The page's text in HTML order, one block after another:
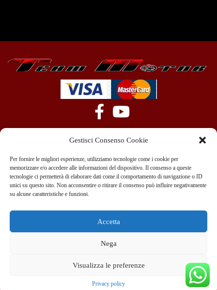
Gestisci Consenso Cookie
Per fornire le migliori esperienze, utilizziamo tecnologie come i cookie per
memorizzare e/o accedere alle informazioni del dispositivo. Il consenso a queste
tecnologie ci permetterà di elaborare dati come il comportamento di navigazione o ID
unici su questo sito. Non acconsentire o ritirare il consenso può influire negativamente
su alcune caratteristiche e funzioni.
Accetta
Nega
Visualizza le preferenze
Privacy policy
Copyright © 2022 Team srl C. Fisc. 10438440967 – Viale Abruzzi 13/A
Milano All rights reserved
Realizzazione SIto
+39 351 970 89 33
info@teammotor.it